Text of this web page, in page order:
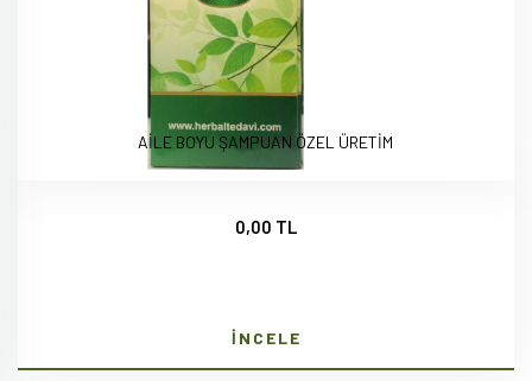
AİLE BOYU ŞAMPUAN ÖZEL ÜRETİM
0,00 TL
İNCELE